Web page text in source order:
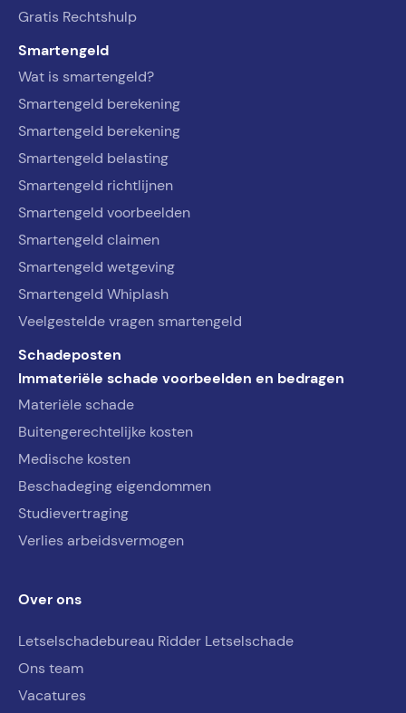
Gratis Rechtshulp
Smartengeld
Wat is smartengeld?
Smartengeld berekening
Smartengeld berekening
Smartengeld belasting
Smartengeld richtlijnen
Smartengeld voorbeelden
Smartengeld claimen
Smartengeld wetgeving
Smartengeld Whiplash
Veelgestelde vragen smartengeld
Schadeposten
Immateriële schade voorbeelden en bedragen
Materiële schade
Buitengerechtelijke kosten
Medische kosten
Beschadeging eigendommen
Studievertraging
Verlies arbeidsvermogen
Over ons
Letselschadebureau Ridder Letselschade
Ons team
Vacatures